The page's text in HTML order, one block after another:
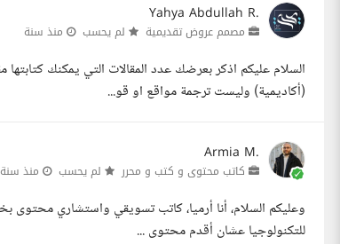
Yahya Abdullah R.
مصمم عروض تقديمية لم يحسب منذ سنة
(أكاديمية) وليست ترجمة مواقع او قو...
Armia M.
كاتب محتوى و كتب و محرر لم يحسب منذ سنة
للتكنولوجيا عشان أقدم محتوى ...